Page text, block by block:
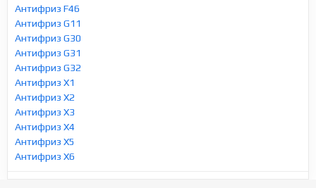
Антифриз F46
Антифриз G11
Антифриз G30
Антифриз G31
Антифриз G32
Антифриз X1
Антифриз X2
Антифриз X3
Антифриз X4
Антифриз X5
Антифриз X6